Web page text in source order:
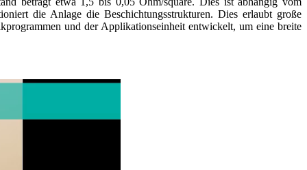
die Anlage die Beschichtungsstrukturen. Dies erlaubt große
und der Applikationseinheit entwickelt, um eine breite